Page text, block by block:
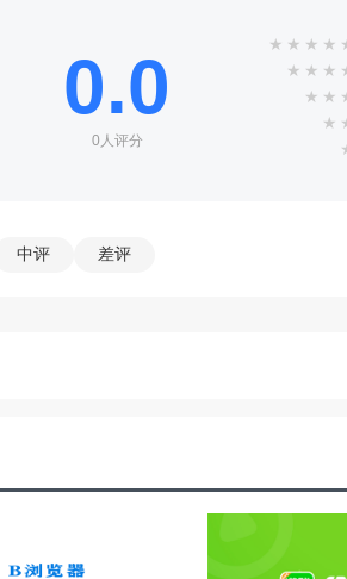
0.0
0人评分
★ ★ ★ ★
★ ★ ★
★ ★
★
中评 差评